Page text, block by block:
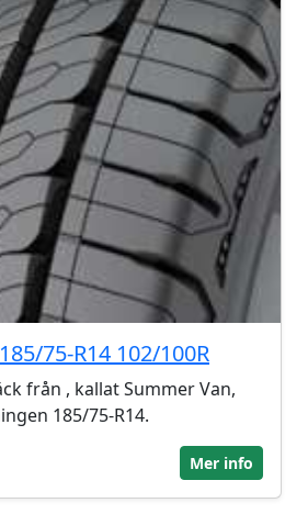
75-R14 102/100R
från , kallat Summer Van,
185/75-R14.
Mer info